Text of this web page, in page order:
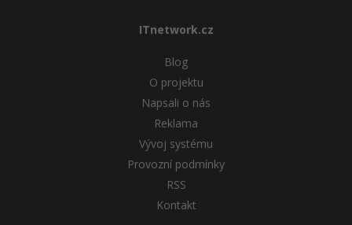
ITnetwork.cz
Blog
O projektu
Napsali o nás
Reklama
Vývoj systému
Provozní podmínky
RSS
Kontakt